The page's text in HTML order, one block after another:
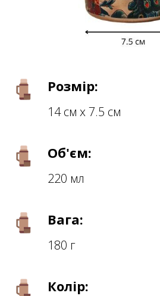
Розмір:
14 см х 7.5 см
Об'єм:
220 мл
Вага:
180 г
Колір: